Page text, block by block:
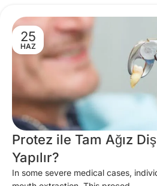
25
HAZ
Protez ile Tam Ağız
Yapılır?
In some severe medical cases,